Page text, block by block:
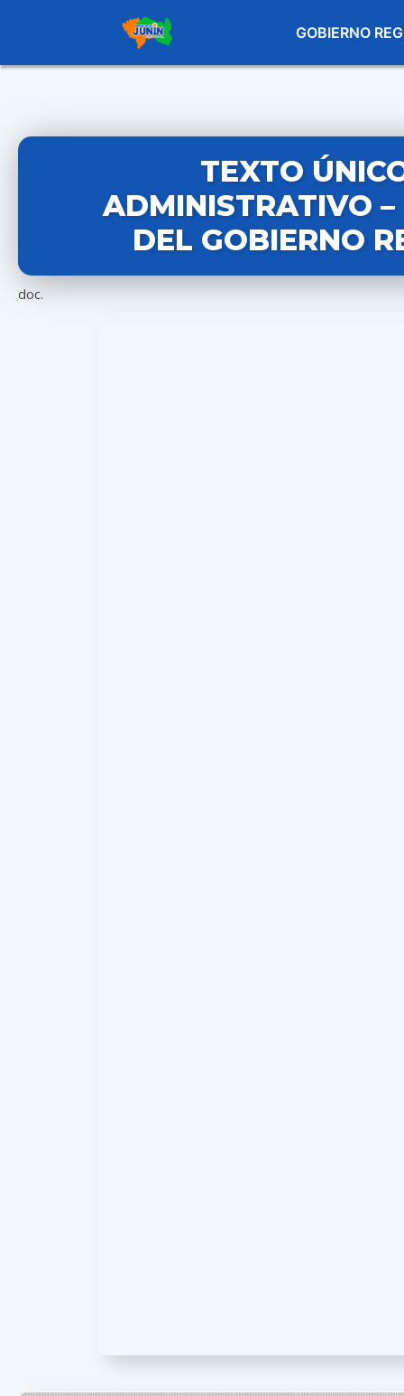
GOBIERNO
TEXTO
ADMINISTRATIVO
DEL GOBIERNO
doc.